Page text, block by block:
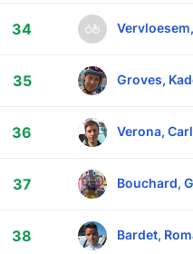
34
35 Groves,
36 Verona,
37 Bouchard,
38 Bardet,